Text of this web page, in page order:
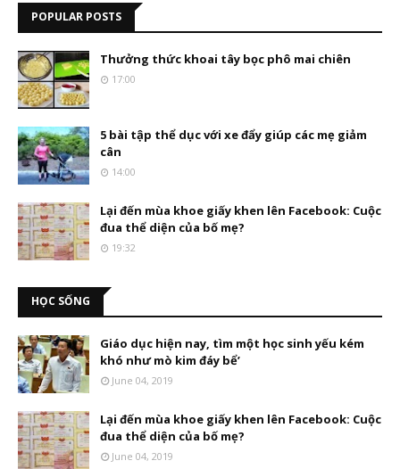
POPULAR POSTS
Thưởng thức khoai tây bọc phô mai chiên
17:00
5 bài tập thể dục với xe đẩy giúp các mẹ giảm
cân
14:00
Lại đến mùa khoe giấy khen lên Facebook: Cuộc
đua thể diện của bố mẹ?
19:32
HỌC SỐNG
Giáo dục hiện nay, tìm một học sinh yếu kém
khó như mò kim đáy bể’
June 04, 2019
Lại đến mùa khoe giấy khen lên Facebook: Cuộc
đua thể diện của bố mẹ?
June 04, 2019